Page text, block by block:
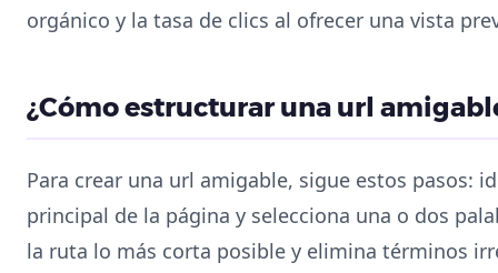
orgánico y la tasa de clics al ofrecer una vista
¿Cómo estructurar una url
Para crear una url amigable, sigue estos pasos:
principal de la página y selecciona una o dos
la ruta lo más corta posible y elimina términos